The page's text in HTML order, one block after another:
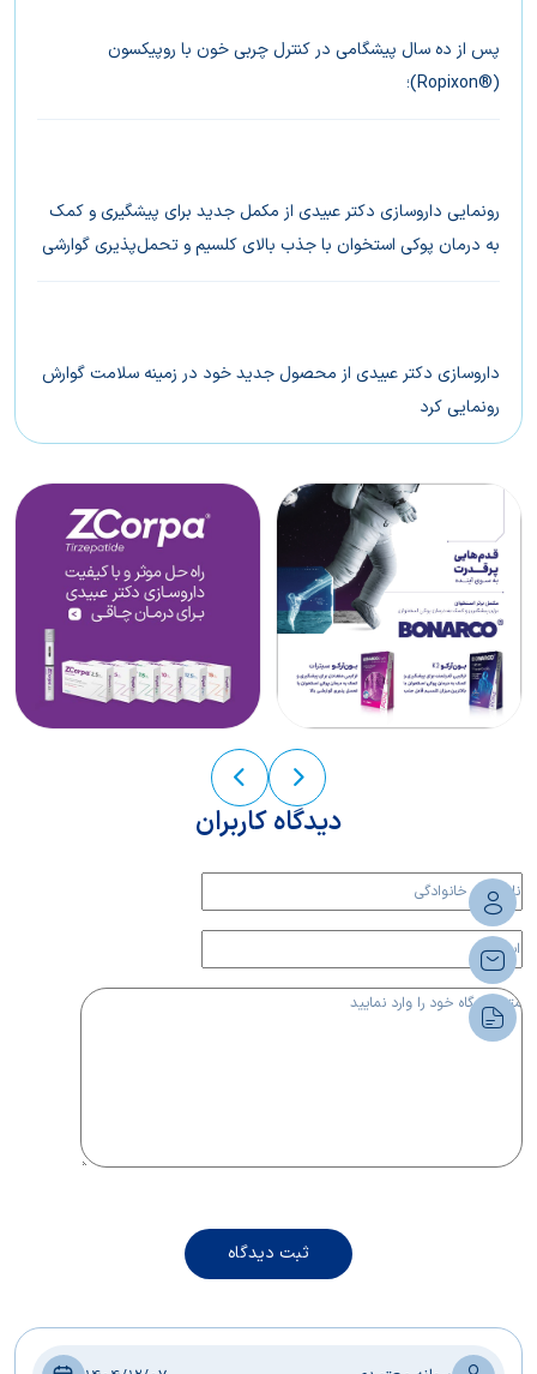
پس از ده سال پیشگامی در کنترل چربی خون با روپیکسون
(®Ropixon)؛
رونمایی داروسازی دکتر عبیدی از مکمل جدید برای پیشگیری و کمک
به درمان پوکی استخوان با جذب بالای کلسیم و تحمل‌پذیری گوارشی
داروسازی دکتر عبیدی از محصول جدید خود در زمینه سلامت گوارش
رونمایی کرد
بتالیف(®Betalief) راهکاری سریع و پایدار برای کنترل علائم ریفلاکس
دیدگاه کاربران
ثبت دیدگاه